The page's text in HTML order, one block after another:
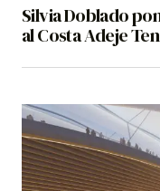
Silvia Doblado
al Costa Adeje